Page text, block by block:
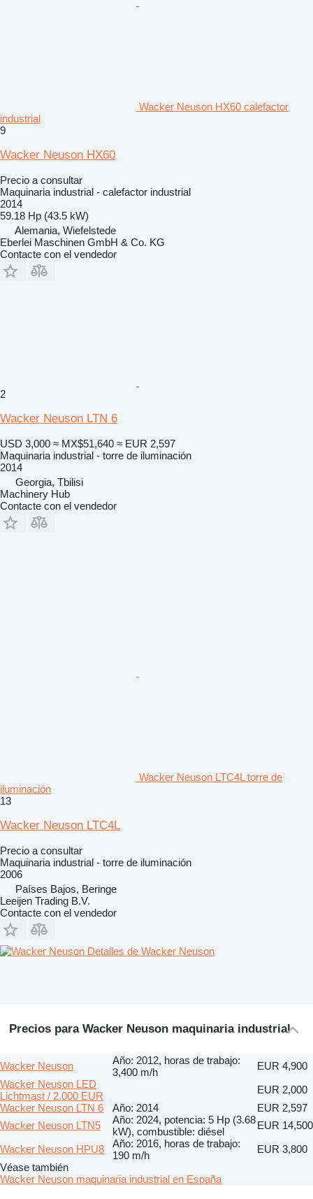
Wacker Neuson HX60 calefactor
industrial
9
Wacker Neuson HX60
Precio a consultar
Maquinaria industrial - calefactor industrial
2014
59.18 Hp (43.5 kW)
Alemania, Wiefelstede
Eberlei Maschinen GmbH & Co. KG
Contacte con el vendedor
2
Wacker Neuson LTN 6
USD 3,000 ≈ MX$51,640 ≈ EUR 2,597
Maquinaria industrial - torre de iluminación
2014
Georgia, Tbilisi
Machinery Hub
Contacte con el vendedor
Wacker Neuson LTC4L torre de
iluminación
13
Wacker Neuson LTC4L
Precio a consultar
Maquinaria industrial - torre de iluminación
2006
Países Bajos, Beringe
Leeijen Trading B.V.
Contacte con el vendedor
Detalles de Wacker Neuson
Precios para Wacker Neuson maquinaria industrial
Wacker Neuson
Año: 2012, horas de trabajo:
3,400 m/h
EUR 4,900
Wacker Neuson LED
Lichtmast / 2.000 EUR
EUR 2,000
Wacker Neuson LTN 6
Año: 2014
EUR 2,597
Wacker Neuson LTN5
Año: 2024, potencia: 5 Hp (3.68
kW), combustible: diésel
EUR 14,500
Wacker Neuson HPU8
Año: 2016, horas de trabajo:
190 m/h
EUR 3,800
Véase también
Wacker Neuson maquinaria industrial en España